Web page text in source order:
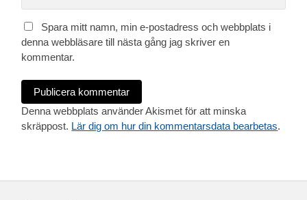
Spara mitt namn, min e-postadress och webbplats i
denna webbläsare till nästa gång jag skriver en
kommentar.
Denna webbplats använder Akismet för att minska
skräppost. Lär dig om hur din kommentarsdata bearbetas.